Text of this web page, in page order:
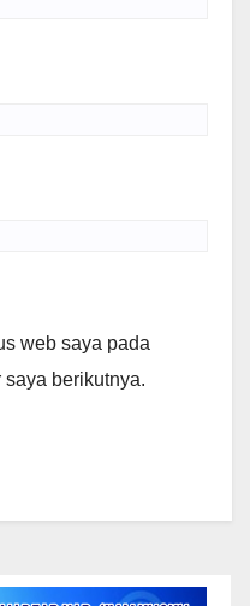
web saya pada
berikutnya.